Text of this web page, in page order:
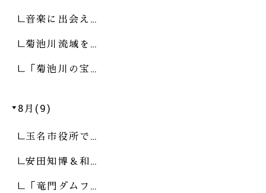
音楽に出会え…
菊池川流域を…
「菊池川の宝…
8月(9)
玉名市役所で…
安田知博＆和…
「竜門ダムフ…